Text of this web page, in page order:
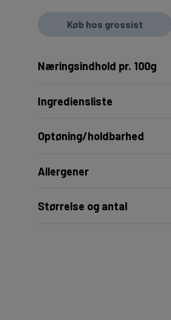
Køb hos grossist
Næringsindhold pr. 100g
Ingrediensliste
Optøning/holdbarhed
Allergener
Størrelse og antal